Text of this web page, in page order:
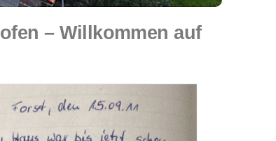
– Willkommen auf